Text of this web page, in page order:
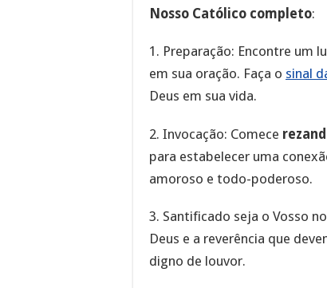
Nosso Católico completo:
1. Preparação: Encontre um
em sua oração. Faça o sinal
Deus em sua vida.
2. Invocação: Comece
para estabelecer uma
amoroso e todo-poderoso.
3. Santificado seja o Vosso
Deus e a reverência que
digno de louvor.